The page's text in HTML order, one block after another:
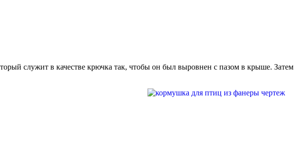
служит в качестве крючка так, чтобы он был выровнен с пазом в крыше. Затем